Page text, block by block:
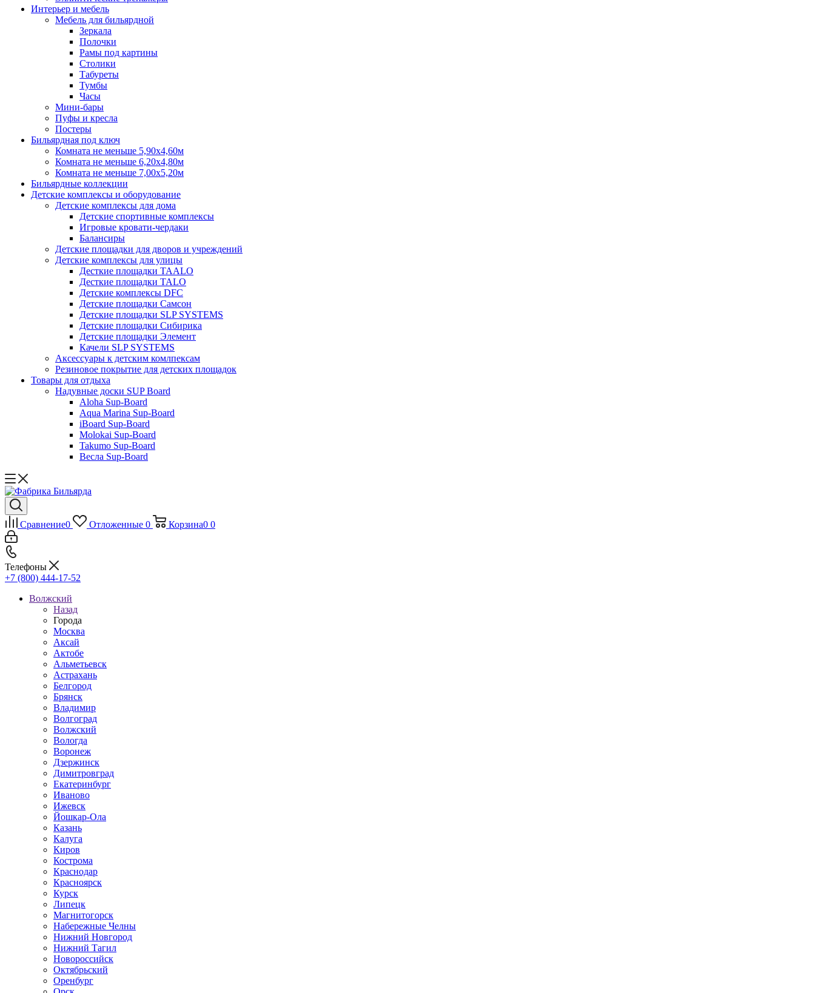
Интерьер и мебель
Мебель для бильярдной
Зеркала
Полочки
Рамы под картины
Столики
Табуреты
Тумбы
Часы
Мини-бары
Пуфы и кресла
Постеры
Бильярдная под ключ
Комната не меньше 5,90х4,60м
Комната не меньше 6,20х4,80м
Комната не меньше 7,00х5,20м
Бильярдные коллекции
Детские комплексы и оборудование
Детские комплексы для дома
Детские спортивные комплексы
Игровые кровати-чердаки
Балансиры
Детские площадки для дворов и учреждений
Детские комплексы для улицы
Десткие площадки TAALO
Десткие площадки TALO
Детские комплексы DFC
Детские площадки Самсон
Детские площадки SLP SYSTEMS
Детские площадки Сибирика
Детские площадки Элемент
Качели SLP SYSTEMS
Аксессуары к детским комлпексам
Резиновое покрытие для детских площадок
Товары для отдыха
Надувные доски SUP Board
Aloha Sup-Board
Aqua Marina Sup-Board
iBoard Sup-Board
Molokai Sup-Board
Takumo Sup-Board
Весла Sup-Board
Сравнение0 Отложенные 0 Корзина0 0
Телефоны
+7 (800) 444-17-52
Волжский
Назад
Города
Москва
Аксай
Актобе
Альметьевск
Астрахань
Белгород
Брянск
Владимир
Волгоград
Волжский
Вологда
Воронеж
Дзержинск
Димитровград
Екатеринбург
Иваново
Ижевск
Йошкар-Ола
Казань
Калуга
Киров
Кострома
Краснодар
Красноярск
Курск
Липецк
Магнитогорск
Набережные Челны
Нижний Новгород
Нижний Тагил
Новороссийск
Октябрьский
Оренбург